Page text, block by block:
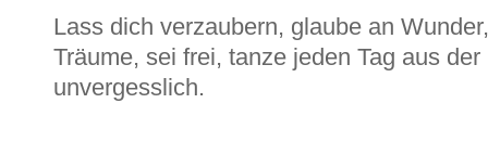
Lass dich verzaubern, glaube an
Träume, sei frei, tanze jeden Tag aus
unvergesslich.